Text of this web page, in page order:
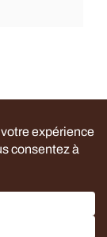
Collectif